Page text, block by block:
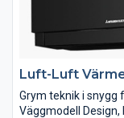
Luft-Luft
Grym teknik i snygg
Väggmodell